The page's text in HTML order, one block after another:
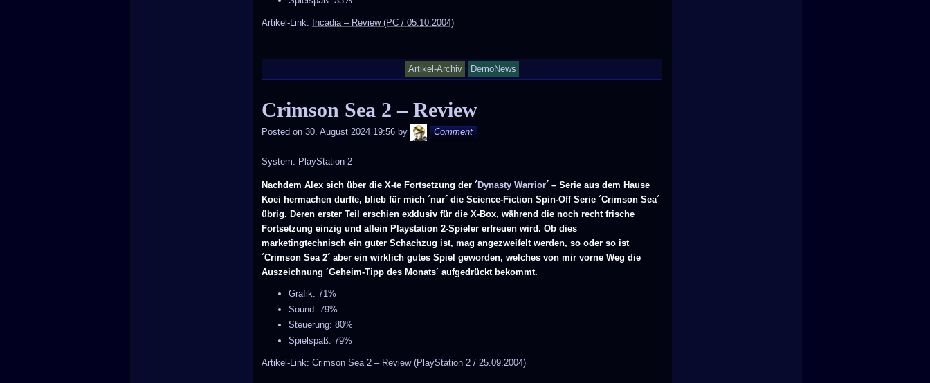
Artikel-Link: Incadia – Review (PC / 05.10.2004)
Artikel-Archiv DemoNews
Crimson Sea 2 – Review
Posted on 30. August 2024 19:56 by Andy
Comment
System: PlayStation 2
Nachdem Alex sich über die X-te Fortsetzung der ´ Dynasty Warrior´ – Serie aus dem Hause
Koei hermachen durfte, blieb für mich ´nur´ die Science-Fiction Spin-Off Serie ´Crimson Sea´
übrig. Deren erster Teil erschien exklusiv für die X-Box, während die noch recht frische
Fortsetzung einzig und allein Playstation 2-Spieler erfreuen wird. Ob dies
marketingtechnisch ein guter Schachzug ist, mag angezweifelt werden, so oder so ist
´Crimson Sea 2´ aber ein wirklich gutes Spiel geworden, welches von mir vorne Weg die
Auszeichnung ´Geheim-Tipp des Monats´ aufgedrückt bekommt.
Grafik: 71%
Sound: 79%
Steuerung: 80%
Spielspaß: 79%
Artikel-Link: Crimson Sea 2 – Review (PlayStation 2 / 25.09.2004)